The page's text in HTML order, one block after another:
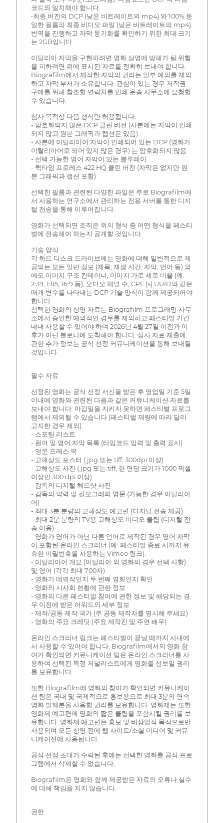
코드와 일치해야 합니다.
•최종 버전의 DCP (낮은 비트레이트의 mp4) 와 100% 동
일한 필름의 최종 비디오 파일 (낮은 비트레이트의 mp4).
번역을 진행하고 자막 동기화를 확인하기 위한 최대 크기
는 2GB입니다.
이탈리아 자막을 구현하려면 영화 상영에 방해가 될 위험
을 피하려면 위에 표시된 자료를 정확히 보내야 합니다.
Biografilm에서 제작한 자막의 권리는 일부 예외를 제외
하고 자막 부서가 소유합니다. 관심이 있는 경우 저작권
구매를 위해 참조할 연락처를 인쇄 운송 사무소에 요청할
수 있습니다.
심사 목적상 다음 형식만 허용됩니다.
- 암호화되지 않은 DCP 클린 버전 (사본에는 자막이 인쇄
되지 않고 원본 그래픽과 캡션은 있음)
- 사본에 이탈리아어 자막이 인쇄되어 있는 DCP (영화가
이탈리아어로 되어 있지 않은 경우) 는 암호화되지 않음
- 선택 가능한 영어 자막이 있는 블루레이
- 퀵타임 프로레스 422 HQ 클린 버전 (자막은 없지만 원
본 그래픽과 캡션 포함)
선택한 필름과 관련된 다양한 파일은 주로 Biografilm에
서 사용하는 연구소에서 관리하는 전용 서버를 통한 디지
털 전송을 통해 이루어집니다.
영화가 선택되면 조직은 위의 형식 중 어떤 형식을 페스티
벌에 전송해야 하는지 공개할 것입니다.
기술 양식
각 하드 디스크 드라이브에는 영화에 대해 일반적으로 제
공되는 모든 일반 정보 (제목, 재생 시간, 자막, 언어 등) 외
에도 이미지 구조 컨테이너, 이미지 가로 세로 비율 (예:
2:39, 1:85, 16:9 등), 오디오 채널 수, CPL (s) UUID와 같은
매개 변수를 나타내는 DCP 기술 양식이 함께 제공되어야
합니다.
선택한 영화의 상영 자료는 Biografilm 프로그래밍 사무
소에서 승인한 예외적인 경우를 제외하고 페스티벌 기간
내내 사용할 수 있어야 하며 2026년 4월 27일 이전과 이
후가 아닌 볼로냐에 도착해야 합니다. 심사 자료 제출에
관한 추가 정보는 공식 선정 커뮤니케이션을 통해 보내질
것입니다.
필수 자료
선정된 영화는 공식 선정 서신을 받은 후 영업일 기준 5일
이내에 영화와 관련된 다음과 같은 커뮤니케이션 자료를
보내야 합니다. 마감일을 지키지 못하면 페스티벌 프로그
램에서 제외될 수 있습니다 (페스티벌 재량에 따라 달리
고지한 경우 제외).
- 스포팅 리스트
- 원어 및 영어 자막 목록 (타임코드 입력 및 출력 표시)
- 영문 프레스 북
- 고해상도 포스터 (.jpg 또는.tiff, 300dpi 이상)
- 고해상도 사진 (.jpg 또는.tiff, 한 면당 크기가 1000 픽셀
이상인 300 dpi 이상)
- 감독의 디지털 헤드샷 사진
- 감독의 약력 및 필모그래피 영문 (가능한 경우 이탈리아
어)
- 최대 3분 분량의 고해상도 예고편 (디지털 전송 제공)
- 최대 2분 분량의 TV용 고해상도 비디오 클립 (디지털 전
송 이용)
- 영화가 영어가 아닌 다른 언어로 제작된 경우 영어 자막
이 포함된 온라인 스크리너 (예: 페스티벌 종료 시까지 유
효한 비밀번호를 사용하는 Vimeo 링크).
- 이탈리아어 개요 (이탈리아 외 영화의 경우 선택 사항)
및 영어 (각각 최대 700자)
- 영화가 데뷔작인지 두 번째 영화인지 확인
- 영화의 시사회 현황에 관한 정보
- 영화의 다른 페스티벌 참여에 관한 정보 및 해당되는 경
우 이전에 받은 어워드의 세부 정보
- 제작/공동 제작 국가 (주 공동 제작자를 명시해 주세요)
- 영화의 주요 크레딧 (주요 제작진 및 주연 배우)
온라인 스크리너 링크는 페스티벌이 끝날 때까지 사내에
서 사용할 수 있어야 합니다. Biografilm에서의 영화 참
여가 확인되면 커뮤니케이션 팀은 온라인 스크리너를 사
용하여 선택된 특정 저널리스트에게 영화를 선보일 권리
를 보유합니다.
또한 Biografilm에 영화의 참여가 확인되면 커뮤니케이
션 팀은 국내 및 국제적으로 홍보용으로 최대 3분의 연속
영화 발췌본을 사용할 권리를 보유합니다. 영화제는 또한
영화제 예고편에 영화의 짧은 클립을 포함시킬 권리를 보
유합니다. 영화제 예고편은 홍보 및 비상업적 목적으로만
사용되며 모든 상영 전에 웹 사이트/소셜 미디어 및 커뮤
니케이션에 사용됩니다.
공식 선정 초대가 수락된 후에는 선택한 영화를 공식 프로
그램에서 삭제할 수 없습니다.
Biografilm은 영화와 함께 제공받은 자료의 오류나 실수
에 대해 책임을 지지 않습니다.
권한